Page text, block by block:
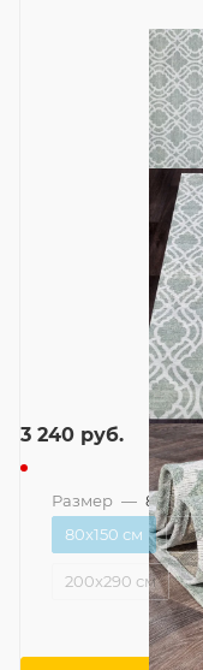
3 240 руб.
Размер —
80x150 см
200x290 см